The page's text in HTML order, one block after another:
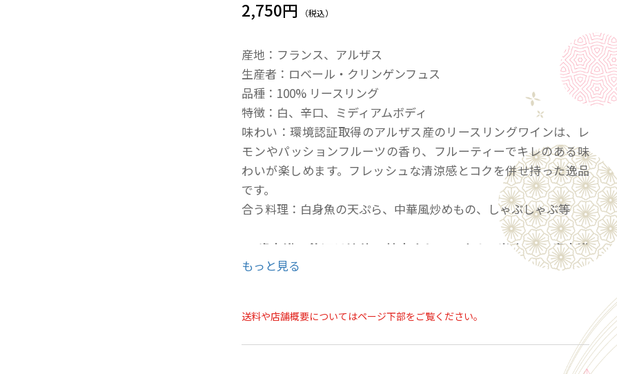
2,750円 （税込）
産地：フランス、アルザス
生産者：ロベール・クリンゲンフュス
品種：100% リースリング
特徴：白、辛口、ミディアムボディ
味わい：環境認証取得のアルザス産のリースリングワインは、レ
モンやパッションフルーツの香り、フルーティーでキレのある味
わいが楽しめます。フレッシュな清涼感とコクを併せ持った逸品
です。
合う料理：白身魚の天ぷら、中華風炒めもの、しゃぶしゃぶ等
20歳未満の飲酒は法律で禁止されています。当店は20歳未満
の方への酒類の販売はいたしておりません。
年月日を必ず入力してください。
ことよりモール会員で生年月日登録済みの方は、お問い合わ
もっと見る
送料や店舗概要についてはページ下部をご覧ください。